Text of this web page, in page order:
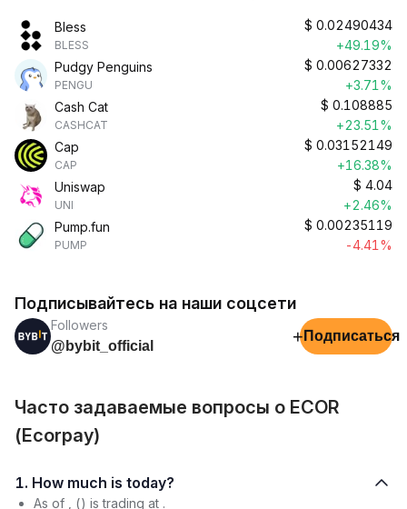
Bless
BLESS
$ 0.02490434
+49.19%
Pudgy Penguins
PENGU
$ 0.00627332
+3.71%
Cash Cat
CASHCAT
$ 0.108885
+23.51%
Cap
CAP
$ 0.03152149
+16.38%
Uniswap
UNI
$ 4.04
+2.46%
Pump.fun
PUMP
$ 0.00235119
-4.41%
Подписывайтесь на наши соцсети
Followers
@bybit_official
+ Подписаться
Часто задаваемые вопросы о ECOR
(Ecorpay)
1. How much is today?
As of , () is trading at .